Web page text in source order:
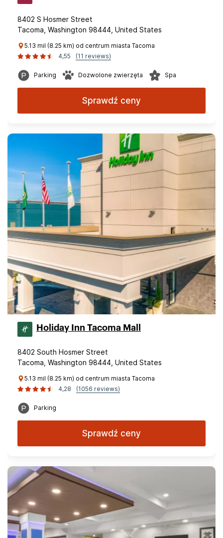
8402 S Hosmer Street
Tacoma, Washington 98444, United States
5.13 mil (8.25 km) od centrum miasta Tacoma
4,55
(11 reviews)
Parking Dozwolone zwierzęta Spa
Sprawdź ceny
Holiday Inn Tacoma Mall
8402 South Hosmer Street
Tacoma, Washington 98444, United States
5.13 mil (8.25 km) od centrum miasta Tacoma
4,28
(1056 reviews)
Parking
Sprawdź ceny